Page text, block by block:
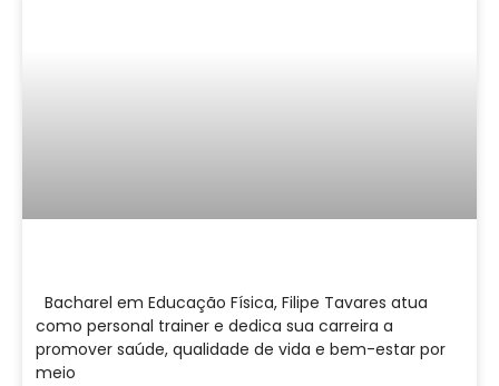
Bacharel em Educação Física, Filipe Tavares atua
como personal trainer e dedica sua carreira a
promover saúde, qualidade de vida e bem-estar por
meio